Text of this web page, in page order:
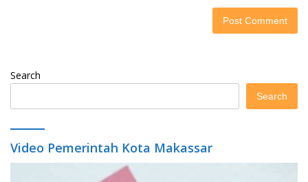
Search
Search
Video Pemerintah Kota Makassar